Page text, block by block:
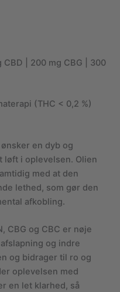
CBD | 200 mg CBG | 300
(THC < 0,2 %)
en dyb og
løft i oplevelsen. Olien
med at den
lethed, som gør den
afkobling.
CBG og CBC er nøje
og indre
og bidrager til ro og
oplevelsen med
en let klarhed, så